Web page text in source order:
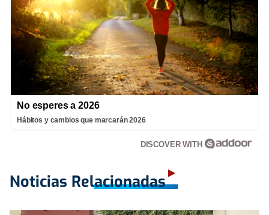
No esperes a 2026
Hábitos y cambios que marcarán 2026
DISCOVER WITH
Noticias Relacionadas